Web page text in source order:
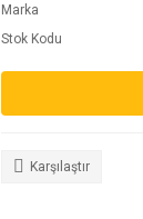
Marka
Stok Kodu
Karşılaştır